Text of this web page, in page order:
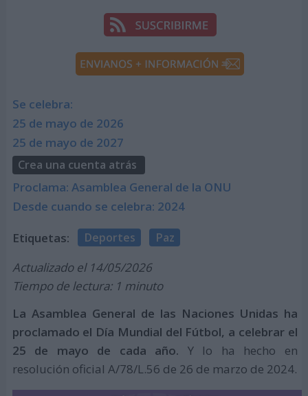
Se celebra:
25 de mayo de 2026
25 de mayo de 2027
Crea una cuenta atrás
Proclama: Asamblea General de la ONU
Desde cuando se celebra: 2024
Etiquetas: Deportes Paz
Actualizado el 14/05/2026
Tiempo de lectura: 1 minuto
La Asamblea General de las Naciones Unidas ha
proclamado el Día Mundial del Fútbol, a celebrar el
25 de mayo de cada año. Y lo ha hecho en
resolución oficial A/78/L.56 de 26 de marzo de 2024.